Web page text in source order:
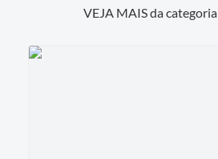
VEJA MAIS da categoria